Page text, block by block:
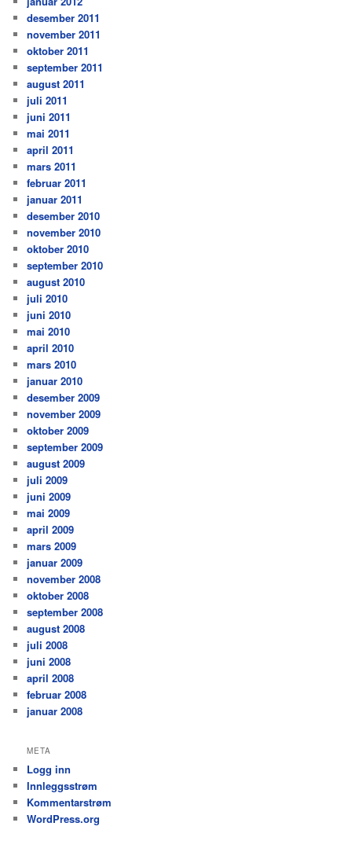
desember 2011
november 2011
oktober 2011
september 2011
august 2011
juli 2011
juni 2011
mai 2011
april 2011
mars 2011
februar 2011
januar 2011
desember 2010
november 2010
oktober 2010
september 2010
august 2010
juli 2010
juni 2010
mai 2010
april 2010
mars 2010
januar 2010
desember 2009
november 2009
oktober 2009
september 2009
august 2009
juli 2009
juni 2009
mai 2009
april 2009
mars 2009
januar 2009
november 2008
oktober 2008
september 2008
august 2008
juli 2008
juni 2008
april 2008
februar 2008
januar 2008
META
Logg inn
Innleggsstrøm
Kommentarstrøm
WordPress.org